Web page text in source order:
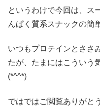
というわけで今回は、ス
んぱく質系スナックの簡
いつもプロテインとささ
たが、たまにはこういう
(*^^*)
ではではご閲覧ありがと